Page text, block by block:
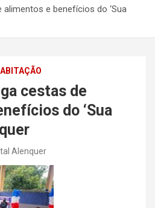
e benefícios do ‘Sua
cestas de
do ‘Sua
Alenquer